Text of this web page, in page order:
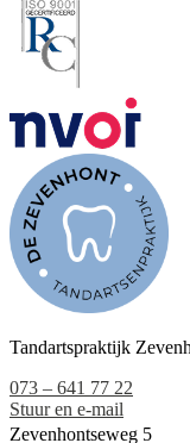
Tandartspraktijk
073 – 641 77 22
Stuur en e-mail
Zevenhontseweg 5